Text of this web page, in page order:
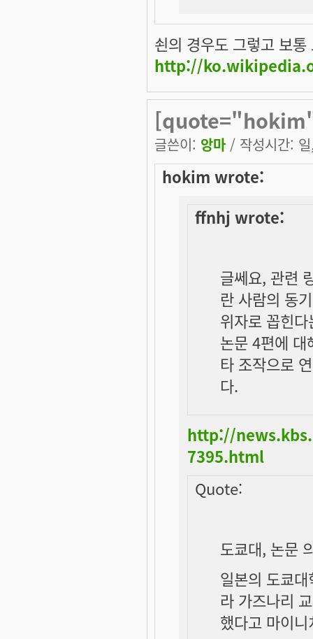
쇤의 경우도 그렇고 보
http://
글쓴이: 앙마 / 작성시간:
hokim wrote:
ffnhj wrote:
글쎄요, 관련
란 사람의 동
위자로 꼽힌
논문 4편에 대
타 조작으로
다.
http://
7395.html
Quote:
도쿄대, 논문
일본의 도쿄
라 가즈나리
했다고 마이